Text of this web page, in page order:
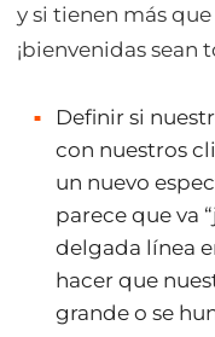
y si tienen más
¡bienvenidas sean
Definir si
con nuestros
un nuevo
parece que va
delgada línea
hacer que
grande o se